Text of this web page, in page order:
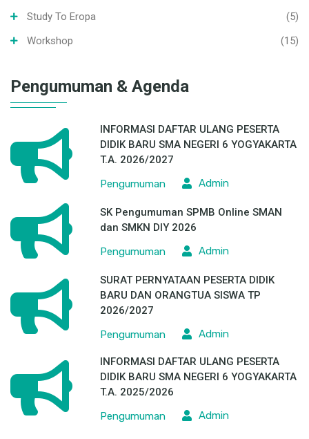
Study To Eropa
(5)
Workshop
(15)
Pengumuman & Agenda
INFORMASI DAFTAR ULANG PESERTA
DIDIK BARU SMA NEGERI 6 YOGYAKARTA
T.A. 2026/2027
Pengumuman
Admin
SK Pengumuman SPMB Online SMAN
dan SMKN DIY 2026
Pengumuman
Admin
SURAT PERNYATAAN PESERTA DIDIK
BARU DAN ORANGTUA SISWA TP
2026/2027
Pengumuman
Admin
INFORMASI DAFTAR ULANG PESERTA
DIDIK BARU SMA NEGERI 6 YOGYAKARTA
T.A. 2025/2026
Pengumuman
Admin